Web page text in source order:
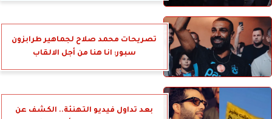
تصريحات محمد صلاح لجماهير طرابزون
سبور: انا هنا من أجل الالقاب
بعد تداول فيديو التهنئة.. الكشف عن